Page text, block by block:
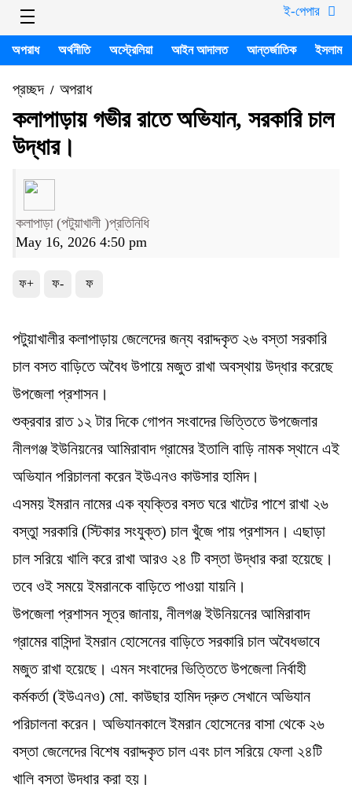
ই-পেপার
অপরাধ অর্থনীতি অস্ট্রেলিয়া আইন আদালত আন্তর্জাতিক ইসলাম
প্রচ্ছদ/ অপরাধ
কলাপাড়ায় গভীর রাতে অভিযান, সরকারি চাল
উদ্ধার।
কলাপাড়া (পটুয়াখালী )প্রতিনিধি
May 16, 2026 4:50 pm
ফ+ ফ- ফ
পটুয়াখালীর কলাপাড়ায় জেলেদের জন্য বরাদ্দকৃত ২৬ বস্তা সরকারি
চাল বসত বাড়িতে অবৈধ উপায়ে মজুত রাখা অবস্থায় উদ্ধার করেছে
উপজেলা প্রশাসন।
​শুক্রবার রাত ১২ টার দিকে গোপন সংবাদের ভিত্তিতে উপজেলার
নীলগঞ্জ ইউনিয়নের আমিরাবাদ গ্রামের ইতালি বাড়ি নামক স্থানে এই
অভিযান পরিচালনা করেন ইউএনও কাউসার হামিদ।
এসময় ইমরান নামের এক ব্যক্তির বসত ঘরে খাটের পাশে রাখা ২৬
বস্তুা সরকারি (স্টিকার সংযুক্ত) চাল খুঁজে পায় প্রশাসন। এছাড়া
চাল সরিয়ে খালি করে রাখা আরও ২৪ টি বস্তা উদ্ধার করা হয়েছে।
তবে ওই সময়ে ইমরানকে বাড়িতে পাওয়া যায়নি।
উপজেলা প্রশাসন সূত্র জানায়, নীলগঞ্জ ইউনিয়নের আমিরাবাদ
গ্রামের বাসিন্দা ইমরান হোসেনের বাড়িতে সরকারি চাল অবৈধভাবে
মজুত রাখা হয়েছে। এমন সংবাদের ভিত্তিতে উপজেলা নির্বাহী
কর্মকর্তা (ইউএনও) মো. কাউছার হামিদ দ্রুত সেখানে অভিযান
পরিচালনা করেন। অভিযানকালে ইমরান হোসেনের বাসা থেকে ২৬
বস্তা জেলেদের বিশেষ বরাদ্দকৃত চাল এবং চাল সরিয়ে ফেলা ২৪টি
খালি বস্তা উদ্ধার করা হয়।